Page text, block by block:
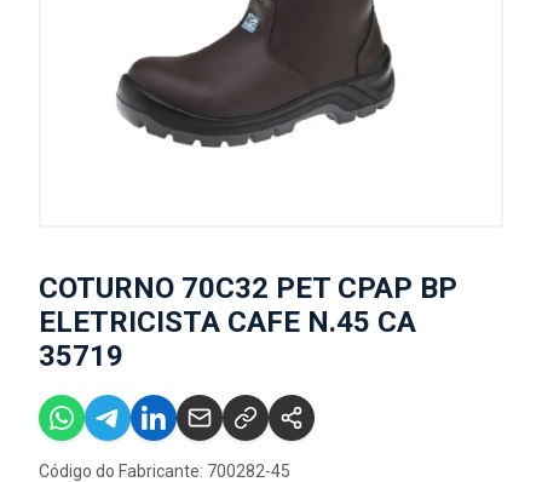
COTURNO 70C32 PET CPAP BP
ELETRICISTA CAFE N.45 CA
35719
Código do Fabricante: 700282-45